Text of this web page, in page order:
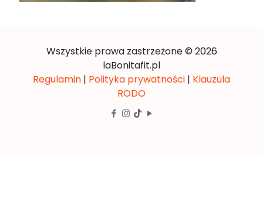
Wszystkie prawa zastrzeżone © 2026
laBonitafit.pl
Regulamin | Polityka prywatności | Klauzula
RODO